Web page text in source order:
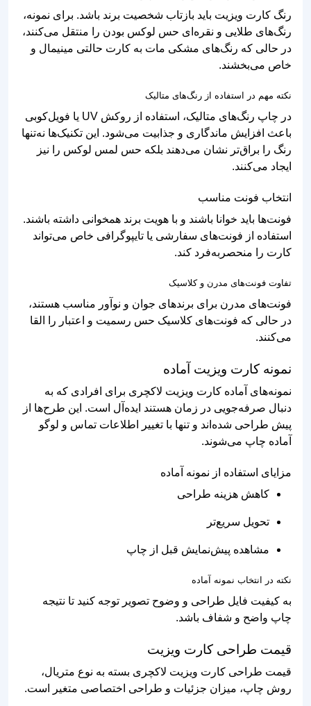
رنگ کارت ویزیت باید بازتاب شخصیت برند باشد. برای نمونه،
رنگ‌های طلایی و نقره‌ای حس لوکس بودن را منتقل می‌کنند،
در حالی که رنگ‌های مشکی مات به کارت حالتی مینیمال و
خاص می‌بخشند.
نکته مهم در استفاده از رنگ‌های متالیک
در چاپ رنگ‌های متالیک، استفاده از روکش UV یا فویل‌کوبی
باعث افزایش ماندگاری و جذابیت می‌شود. این تکنیک‌ها نه‌تنها
رنگ را براق‌تر نشان می‌دهند بلکه حس لمس لوکس را نیز
ایجاد می‌کنند.
انتخاب فونت مناسب
فونت‌ها باید خوانا باشند و با هویت برند همخوانی داشته باشند.
استفاده از فونت‌های سفارشی یا تایپوگرافی خاص می‌تواند
کارت را منحصربه‌فرد کند.
تفاوت فونت‌های مدرن و کلاسیک
فونت‌های مدرن برای برندهای جوان و نوآور مناسب هستند،
در حالی که فونت‌های کلاسیک حس رسمیت و اعتبار را القا
می‌کنند.
نمونه کارت ویزیت آماده
نمونه‌های آماده کارت ویزیت لاکچری برای افرادی که به
دنبال صرفه‌جویی در زمان هستند ایده‌آل است. این طرح‌ها از
پیش طراحی شده‌اند و تنها با تغییر اطلاعات تماس و لوگو
آماده چاپ می‌شوند.
مزایای استفاده از نمونه آماده
کاهش هزینه طراحی
تحویل سریع‌تر
مشاهده پیش‌نمایش قبل از چاپ
نکته در انتخاب نمونه آماده
به کیفیت فایل طراحی و وضوح تصویر توجه کنید تا نتیجه
چاپ واضح و شفاف باشد.
قیمت طراحی کارت ویزیت
قیمت طراحی کارت ویزیت لاکچری بسته به نوع متریال،
روش چاپ، میزان جزئیات و طراحی اختصاصی متغیر است.